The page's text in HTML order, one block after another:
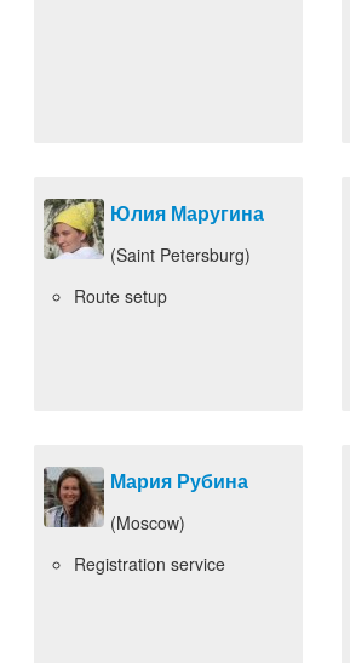
Юлия Маругина
(Saint Petersburg)
Route setup
Мария Рубина
(Moscow)
Registration service